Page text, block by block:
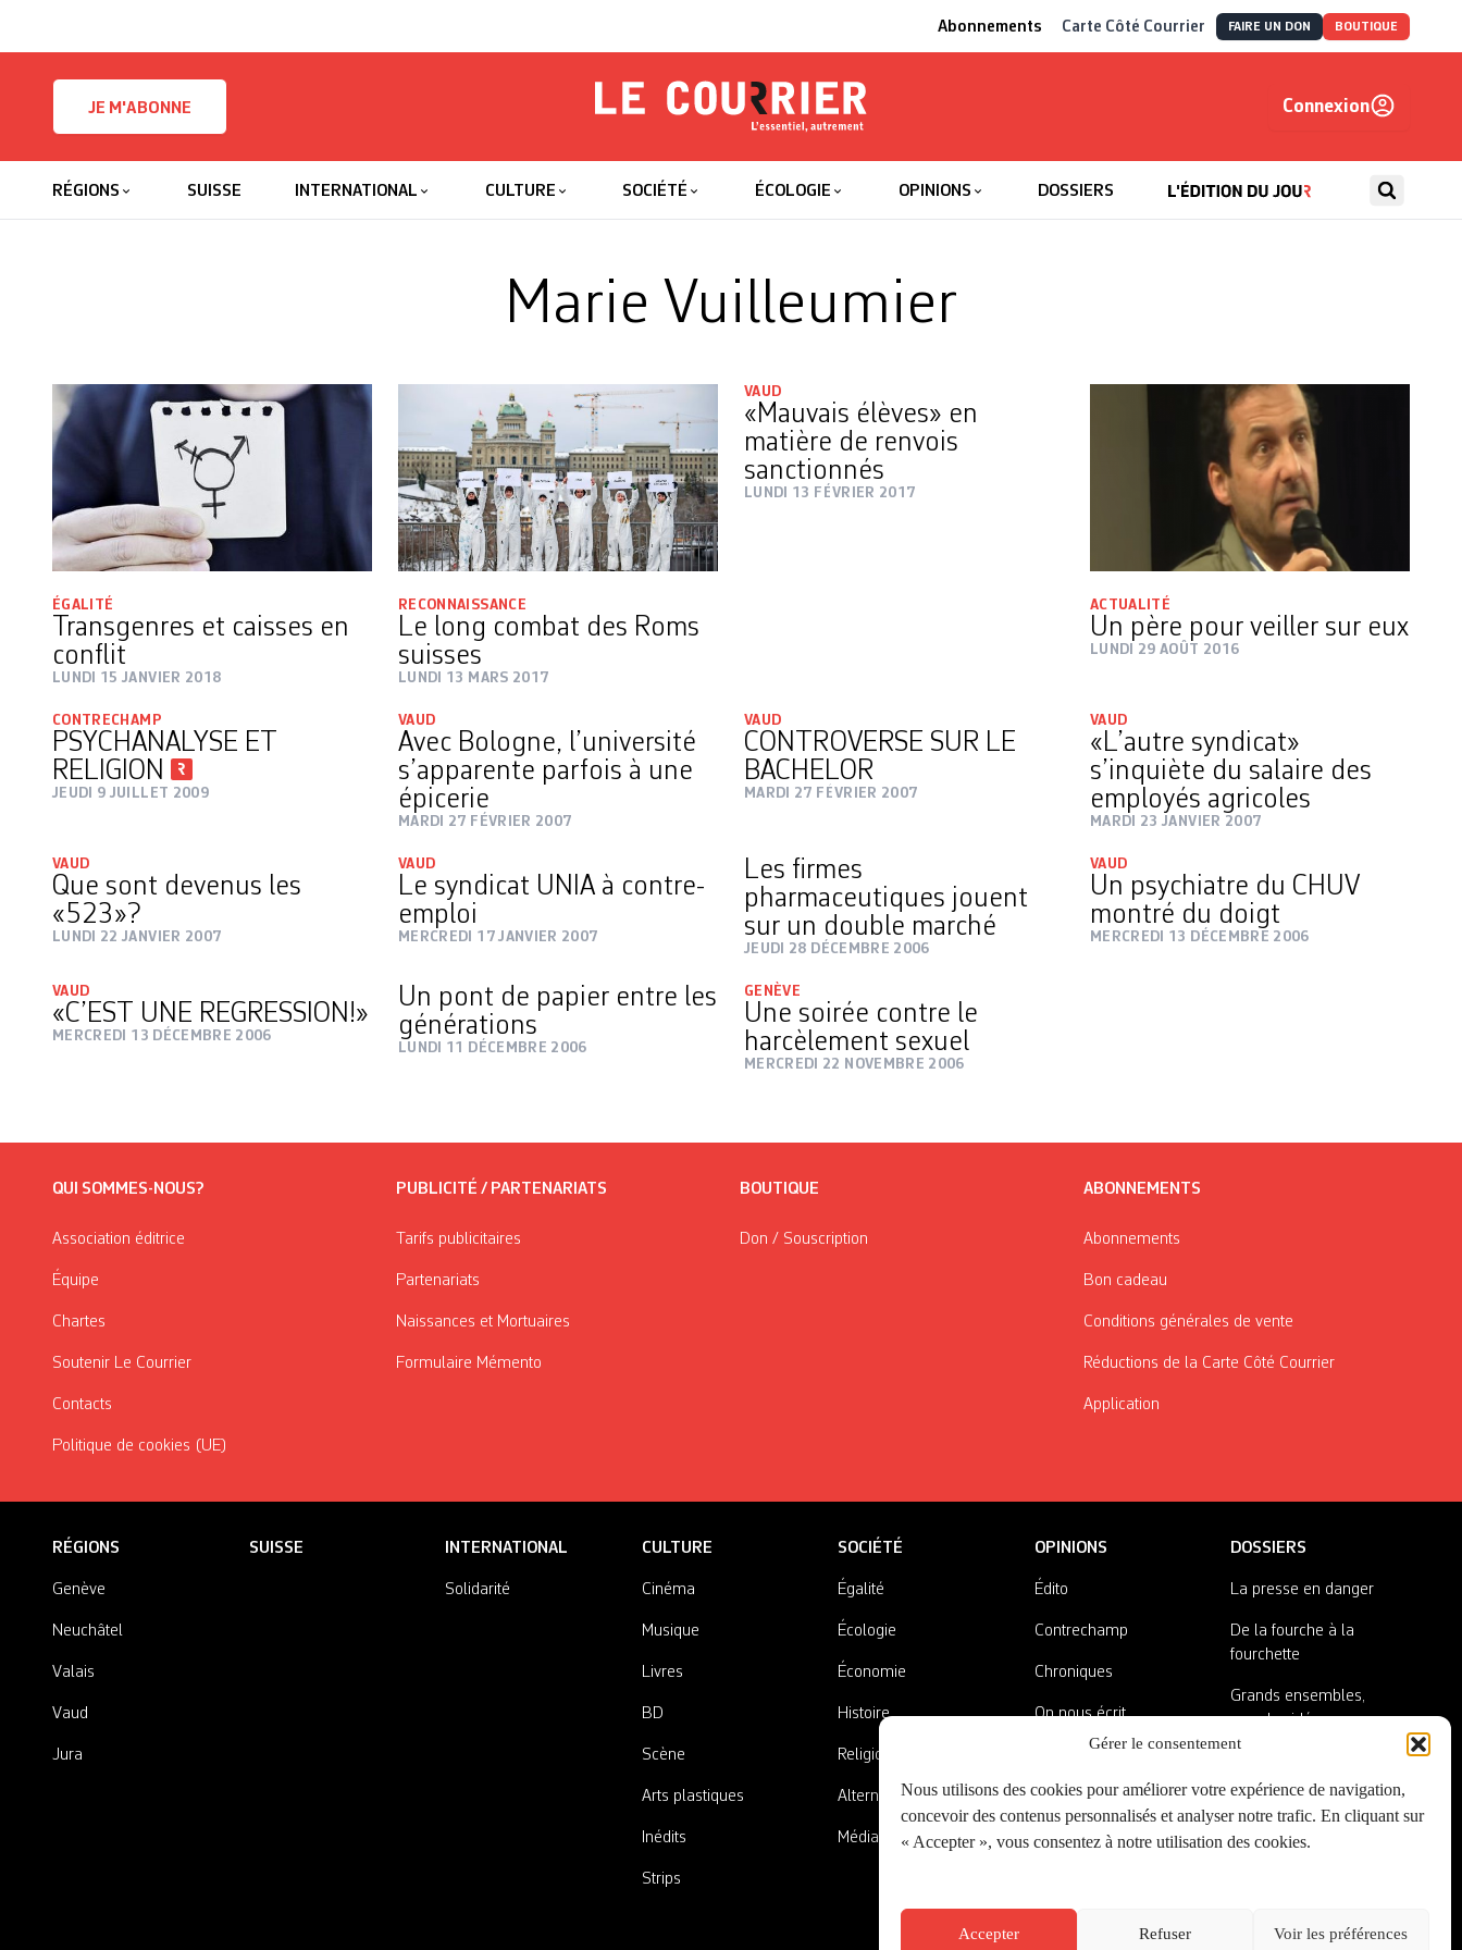
Gérer le consentement
Nous utilisons des cookies pour améliorer votre expérience de navigation,
concevoir des contenus personnalisés et analyser notre trafic. En cliquant sur
« Accepter », vous consentez à notre utilisation des cookies.
Accepter Refuser Voir les préférences
Abonnements Carte Côté Courrier FAIRE UN DON BOUTIQUE
JE M'ABONNE
Le Courrier
Connexion
RÉGIONS SUISSE INTERNATIONAL CULTURE SOCIÉTÉ ÉCOLOGIE OPINIONS DOSSIERS
Marie Vuilleumier
ÉGALITÉ
Transgenres et caisses en
conflit
LUNDI 15 JANVIER 2018
RECONNAISSANCE
Le long combat des Roms
suisses
LUNDI 13 MARS 2017
VAUD
«Mauvais élèves» en
matière de renvois
sanctionnés
LUNDI 13 FÉVRIER 2017
ACTUALITÉ
Un père pour veiller sur eux
LUNDI 29 AOÛT 2016
CONTRECHAMP
PSYCHANALYSE ET
RELIGION
JEUDI 9 JUILLET 2009
VAUD
Avec Bologne, l’université
s’apparente parfois à une
épicerie
MARDI 27 FÉVRIER 2007
VAUD
CONTROVERSE SUR LE
BACHELOR
MARDI 27 FÉVRIER 2007
VAUD
«L’autre syndicat»
s’inquiète du salaire des
employés agricoles
MARDI 23 JANVIER 2007
VAUD
Que sont devenus les
«523»?
LUNDI 22 JANVIER 2007
VAUD
Le syndicat UNIA à contre-
emploi
MERCREDI 17 JANVIER 2007
Les firmes
pharmaceutiques jouent
sur un double marché
JEUDI 28 DÉCEMBRE 2006
VAUD
Un psychiatre du CHUV
montré du doigt
MERCREDI 13 DÉCEMBRE 2006
VAUD
«C’EST UNE REGRESSION!»
MERCREDI 13 DÉCEMBRE 2006
Un pont de papier entre les
générations
LUNDI 11 DÉCEMBRE 2006
GENÈVE
Une soirée contre le
harcèlement sexuel
MERCREDI 22 NOVEMBRE 2006
QUI SOMMES-NOUS?
Association éditrice
Équipe
Chartes
Soutenir Le Courrier
Contacts
Politique de cookies (UE)
PUBLICITÉ / PARTENARIATS
Tarifs publicitaires
Partenariats
Naissances et Mortuaires
Formulaire Mémento
BOUTIQUE
Don / Souscription
ABONNEMENTS
Abonnements
Bon cadeau
Conditions générales de vente
Réductions de la Carte Côté Courrier
Application
RÉGIONS
Genève
Neuchâtel
Valais
Vaud
Jura
SUISSE INTERNATIONAL
Solidarité
CULTURE
Cinéma
Musique
Livres
BD
Scène
Arts plastiques
Inédits
Strips
SOCIÉTÉ
Égalité
Écologie
Économie
Histoire
Religions
Alternatives
Médias
OPINIONS
Édito
Contrechamp
Chroniques
On nous écrit
A côté de la plaque
DOSSIERS
La presse en danger
De la fourche à la
fourchette
Grands ensembles,
grandes idées